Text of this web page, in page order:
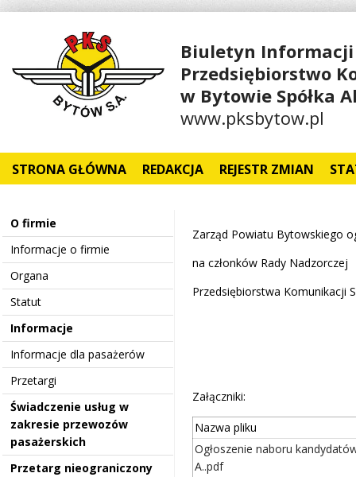
Biuletyn
Przedsiębiorstwo
w Bytowie Spółka
www.pksbytow.pl
STRONA GŁÓWNA REDAKCJA REJESTR ZMIAN
O firmie
Informacje o firmie
Organa
Statut
Informacje
Informacje dla pasażerów
Przetargi
Świadczenie usług w
zakresie przewozów
pasażerskich
Przetarg nieograniczony
Zarząd Powiatu Bytowskiego
na członków Rady Nadzorczej
Przedsiębiorstwa Komunikacji
Załączniki:
Nazwa pliku
Ogłoszenie naboru
A..pdf